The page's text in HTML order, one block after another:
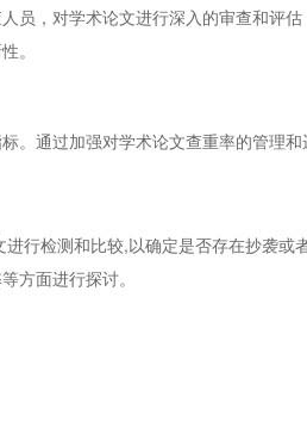
员，对学术论文进行深入的审查和评
。
。通过加强对学术论文查重率的管理
行检测和比较,以确定是否存在抄袭
方面进行探讨。